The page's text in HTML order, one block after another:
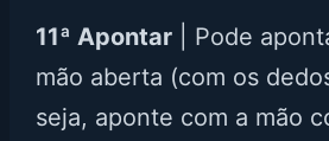
11ª Apontar | Pode
mão aberta (com os
seja, aponte com a mão